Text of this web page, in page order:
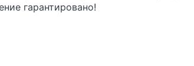
гарантировано!